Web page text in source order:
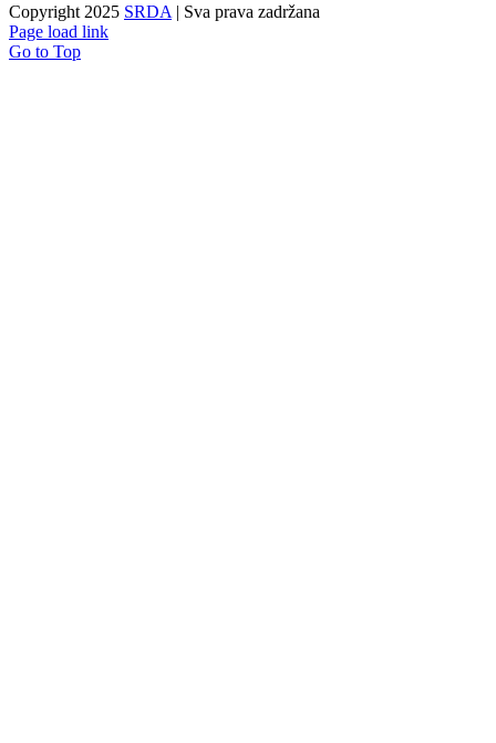
Copyright 2025 SRDA | Sva prava zadržana
Page load link
Go to Top